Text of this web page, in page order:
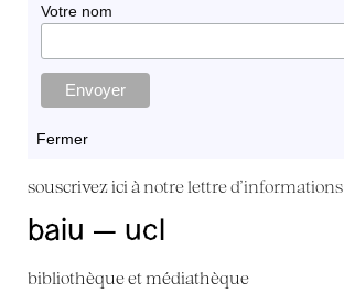
Votre nom
Fermer
souscrivez ici à notre lettre d'informations
baiu — ucl
bibliothèque et médiathèque